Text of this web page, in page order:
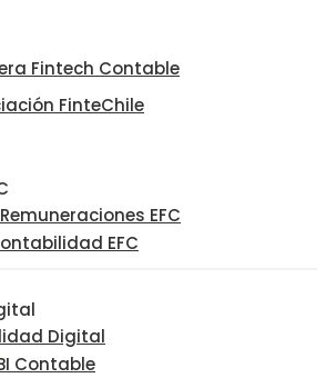
Fintech Contable
FinteChile
EFC
EFC
Digital
Contable